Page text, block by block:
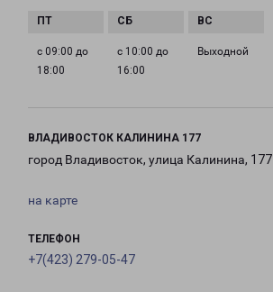
с 09:00 до
18:00
с 10:00 до
16:00
Выходной
ВЛАДИВОСТОК КАЛИНИНА 177
город Владивосток, улица Калинина, 177
на карте
ТЕЛЕФОН
+7(423) 279-05-47